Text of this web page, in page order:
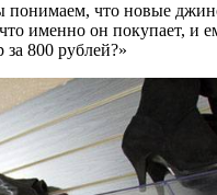
что новые
именно он покупает, и
800 рублей?»